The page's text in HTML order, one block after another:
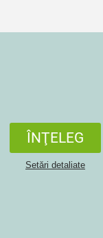
ÎNŢELEG
Setări detaliate